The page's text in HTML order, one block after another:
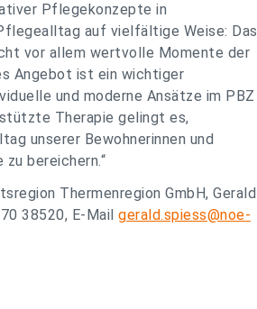
Pflegekonzepte in
auf vielfältige Weise: Das
vor allem wertvolle Momente der
Angebot ist ein wichtiger
und moderne Ansätze im PBZ
Therapie gelingt es,
unserer Bewohnerinnen und
bereichern.“
Thermenregion GmbH, Gerald
38520, E-Mail gerald.spiess@noe-